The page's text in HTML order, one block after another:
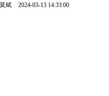
斌 2024-03-13 14:33:00